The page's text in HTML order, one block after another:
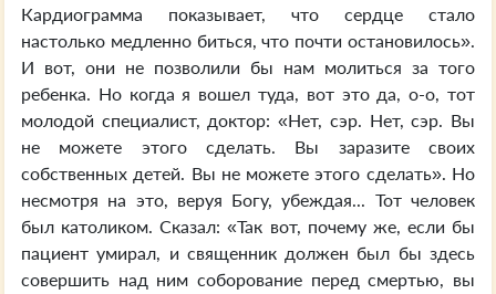
Кардиограмма показывает, что сердце стало
настолько медленно биться, что почти остановилось».
И вот, они не позволили бы нам молиться за того
ребенка. Но когда я вошел туда, вот это да, о-о, тот
молодой специалист, доктор: «Нет, сэр. Нет, сэр. Вы
не можете этого сделать. Вы заразите своих
собственных детей. Вы не можете этого сделать». Но
несмотря на это, веруя Богу, убеждая... Тот человек
был католиком. Сказал: «Так вот, почему же, если бы
пациент умирал, и священник должен был бы здесь
совершить над ним соборование перед смертью, вы